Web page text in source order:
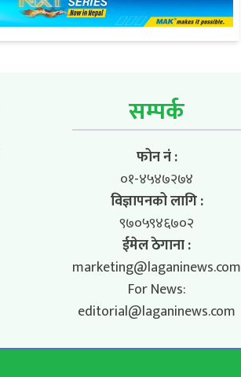
सम्पर्क
फोन नं :
०१-४५४७२७४
विज्ञापनको लागि :
९७०५९४६७०२
ईमेल ठेगाना :
marketing@laganinews.com
For News:
editorial@laganinews.com